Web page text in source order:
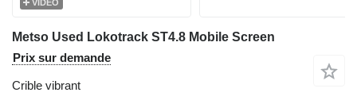
VIDÉO
Metso Used Lokotrack ST4.8 Mobile Screen
Prix sur demande
Crible vibrant